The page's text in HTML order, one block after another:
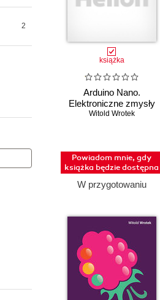
2
książka
Arduino Nano.
Elektroniczne zmysły
Witold Wrotek
Powiadom mnie, gdy
książka będzie dostępna
W przygotowaniu